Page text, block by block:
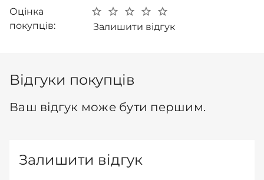
Оцінка
покупців:
Залишити відгук
Відгуки покупців
Ваш відгук може бути першим.
Залишити відгук